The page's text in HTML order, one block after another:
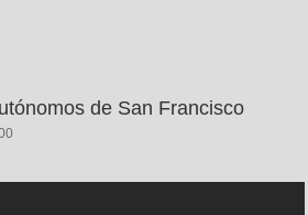
de San Francisco